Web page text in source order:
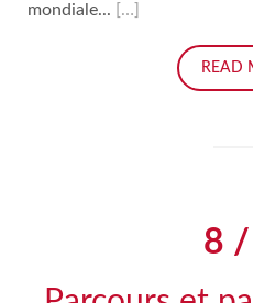
mondiale...
[…]
READ
8 /